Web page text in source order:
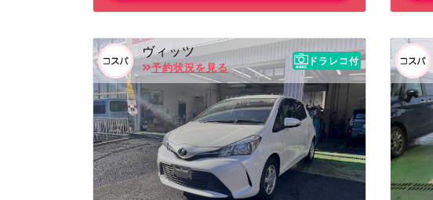
ヴィッツ
予約状況を見る
ドラレコ付